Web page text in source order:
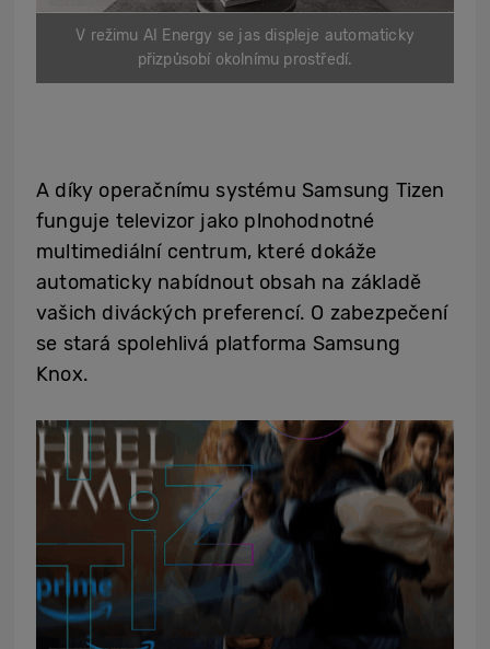
V režimu AI Energy se jas displeje automaticky
přizpůsobí okolnímu prostředí.
A díky operačnímu systému Samsung Tizen
funguje televizor jako plnohodnotné
multimediální centrum, které dokáže
automaticky nabídnout obsah na základě
vašich diváckých preferencí. O zabezpečení
se stará spolehlivá platforma Samsung
Knox.